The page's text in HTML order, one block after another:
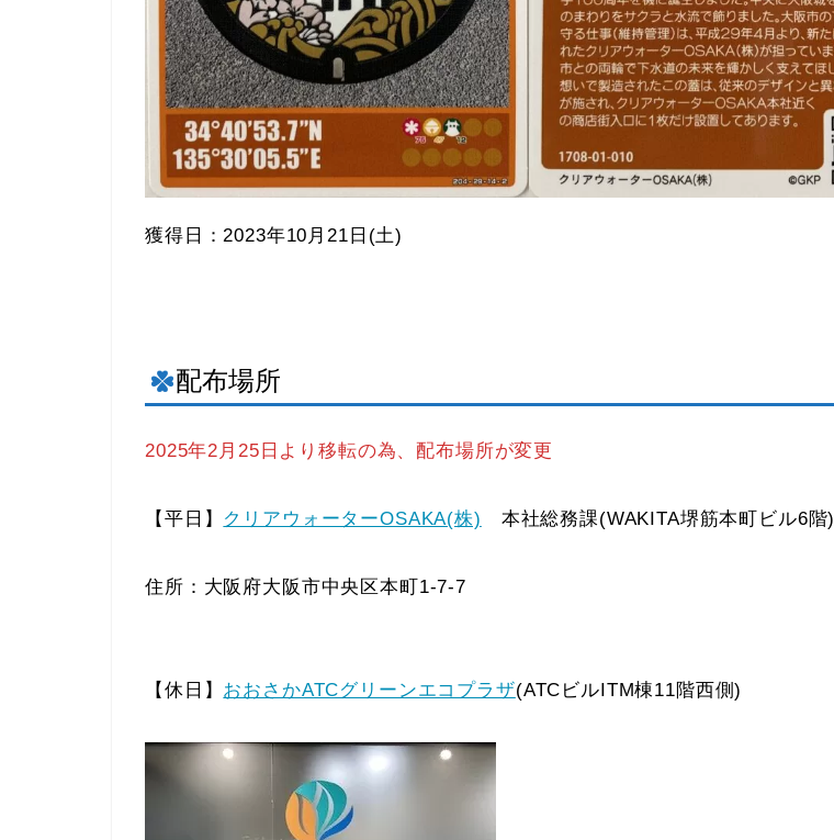
獲得日：2023年10月21日(土)
配布場所
2025年2月25日より移転の為、配布場所が変更
【平日】 クリアウォーターOSAKA(株) 本社総務課(WAKITA堺筋本町ビル6階)
住所：大阪府大阪市中央区本町1-7-7
【休日】 おおさかATCグリーンエコプラザ(ATCビルITM棟11階西側)